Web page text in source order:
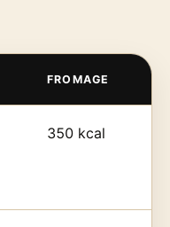
FROMAGE
350 kcal